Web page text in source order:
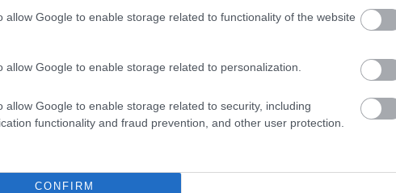
allow Google to enable storage related to functionality of the website
allow Google to enable storage related to personalization.
allow Google to enable storage related to security, including
functionality and fraud prevention, and other user protection.
CONFIRM